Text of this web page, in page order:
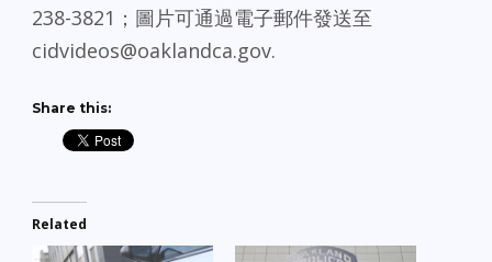
238-3821；圖片可通過電子郵件發送至
cidvideos@oaklandca.gov.
Share this:
Related